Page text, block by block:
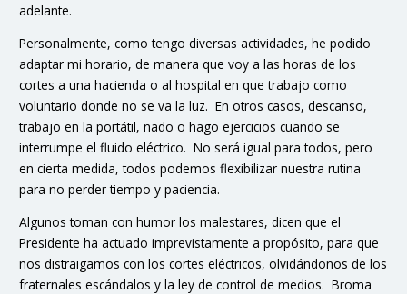
adelante.
Personalmente, como tengo diversas actividades, he podido
adaptar mi horario, de manera que voy a las horas de los
cortes a una hacienda o al hospital en que trabajo como
voluntario donde no se va la luz. En otros casos, descanso,
trabajo en la portátil, nado o hago ejercicios cuando se
interrumpe el fluido eléctrico. No será igual para todos, pero
en cierta medida, todos podemos flexibilizar nuestra rutina
para no perder tiempo y paciencia.
Algunos toman con humor los malestares, dicen que el
Presidente ha actuado imprevistamente a propósito, para que
nos distraigamos con los cortes eléctricos, olvidándonos de los
fraternales escándalos y la ley de control de medios. Broma